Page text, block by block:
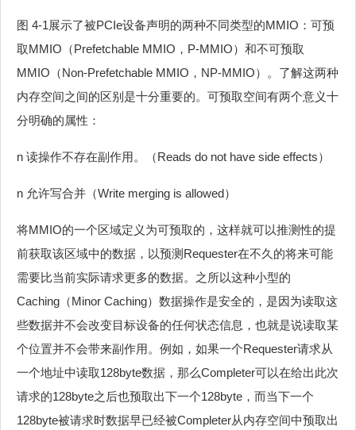
图 4‑1展示了被PCIe设备声明的两种不同类型的MMIO：可预
取MMIO（Prefetchable MMIO，P-MMIO）和不可预取
MMIO（Non-Prefetchable MMIO，NP-MMIO）。了解这两种
内存空间之间的区别是十分重要的。可预取空间有两个意义十
分明确的属性：
n 读操作不存在副作用。（Reads do not have side effects）
n 允许写合并（Write merging is allowed）
将MMIO的一个区域定义为可预取的，这样就可以推测性的提
前获取该区域中的数据，以预测Requester在不久的将来可能
需要比当前实际请求更多的数据。之所以这种小型的
Caching（Minor Caching）数据操作是安全的，是因为读取这
些数据并不会改变目标设备的任何状态信息，也就是说读取某
个位置并不会带来副作用。例如，如果一个Requester请求从
一个地址中读取128byte数据，那么Completer可以在给出此次
请求的128byte之后也预取出下一个128byte，而当下一个
128byte被请求时数据早已经被Completer从内存空间中预取出